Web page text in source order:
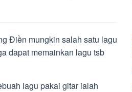
Điền mungkin salah satu lagu
dapat memainkan lagu tsb
lagu pakai gitar ialah